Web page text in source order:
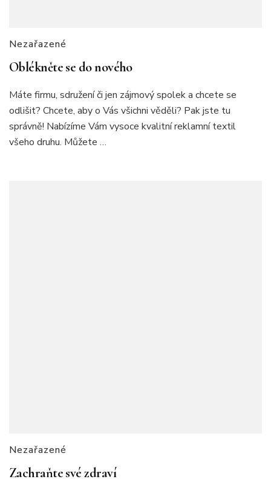
Nezařazené
Oblékněte se do nového
Máte firmu, sdružení či jen zájmový spolek a chcete se
odlišit? Chcete, aby o Vás všichni věděli? Pak jste tu
správně! Nabízíme Vám vysoce kvalitní reklamní textil
všeho druhu. Můžete …
Nezařazené
Zachraňte své zdraví